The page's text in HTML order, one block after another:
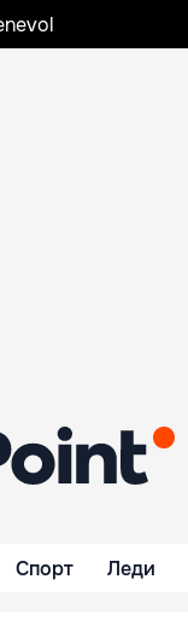
Спорт Леди